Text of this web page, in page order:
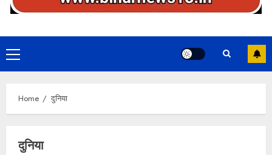
Primary
Menu
Home दुनिया
दुनिया